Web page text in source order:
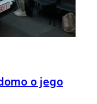
o jego